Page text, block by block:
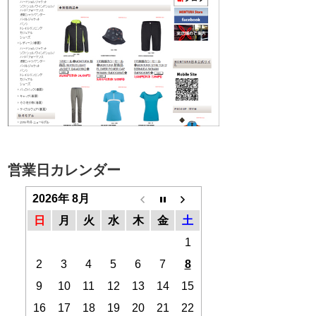
営業日カレンダー
2026年 8月
日
月 火 水 木 金
土
1
2
3 4 5 6 7
8
9
10 11 12 13 14
15
16
17 18 19 20 21 22